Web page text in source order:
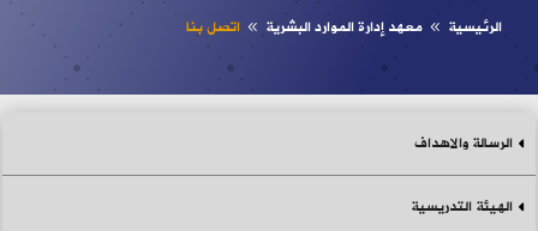
الرئيسية 8 معهد إدارة الموارد البشرية 8 اتصل بنا
الرسالة والاهداف
الهيئة التدريسية